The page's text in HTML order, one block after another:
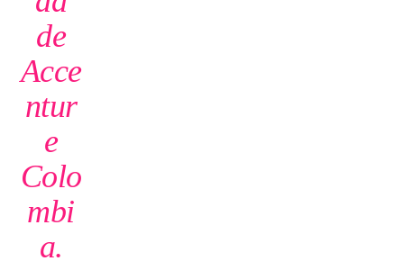
de
Acce
ntur
e
Colo
mbi
a.